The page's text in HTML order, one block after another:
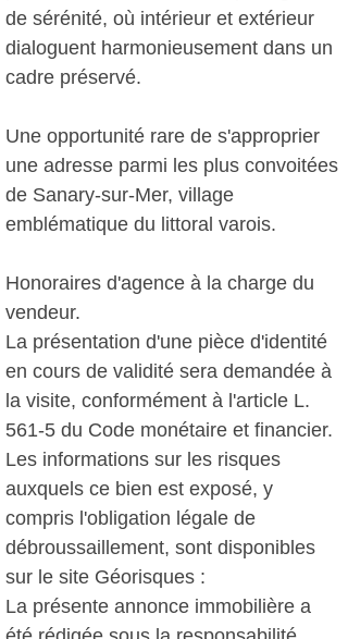
de sérénité, où intérieur et extérieur
dialoguent harmonieusement dans un
cadre préservé.
Une opportunité rare de s'approprier
une adresse parmi les plus convoitées
de Sanary-sur-Mer, village
emblématique du littoral varois.
Honoraires d'agence à la charge du
vendeur.
La présentation d'une pièce d'identité
en cours de validité sera demandée à
la visite, conformément à l'article L.
561-5 du Code monétaire et financier.
Les informations sur les risques
auxquels ce bien est exposé, y
compris l'obligation légale de
débroussaillement, sont disponibles
sur le site Géorisques :
La présente annonce immobilière a